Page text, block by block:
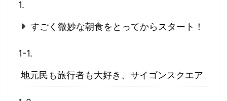
すごく微妙な朝食をとってからスタート！
地元民も旅行者も大好き、サイゴンスクエア